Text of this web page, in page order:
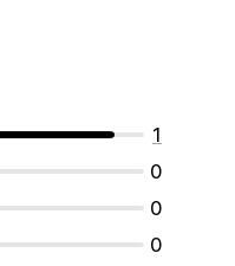
1
0
0
0